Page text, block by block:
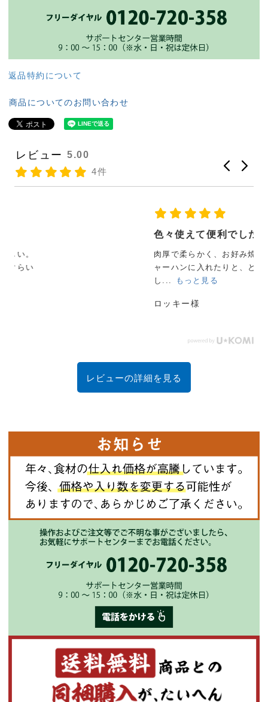
返品特約について
商品についてのお問い合わせ
レビュー
5.00
4件
肉厚で柔らかく、お好み焼きや、そのまま焼いたり、チ
ャーハンに入れたりと、とてもおいしく便利に使えま
レビューの詳細を見る